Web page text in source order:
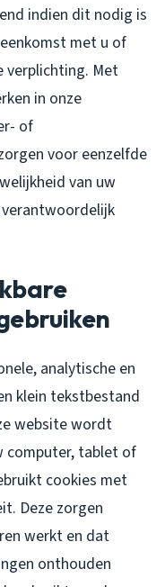
indien dit nodig is
met u of
verplichting. Met
in onze
of
voor eenzelfde
van uw
verantwoordelijk
analytische en
klein tekstbestand
website wordt
computer, tablet of
cookies met
Deze zorgen
werkt en dat
onthouden